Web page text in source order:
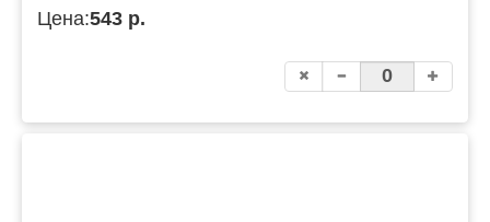
Цена:543 р.